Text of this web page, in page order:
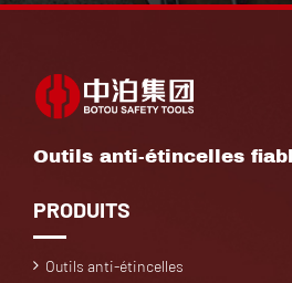
Outils anti-étincelles
PRODUITS
Outils anti-étincelles